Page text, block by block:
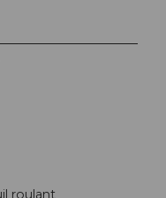
roulant